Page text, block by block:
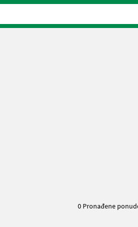
0 Pronađene